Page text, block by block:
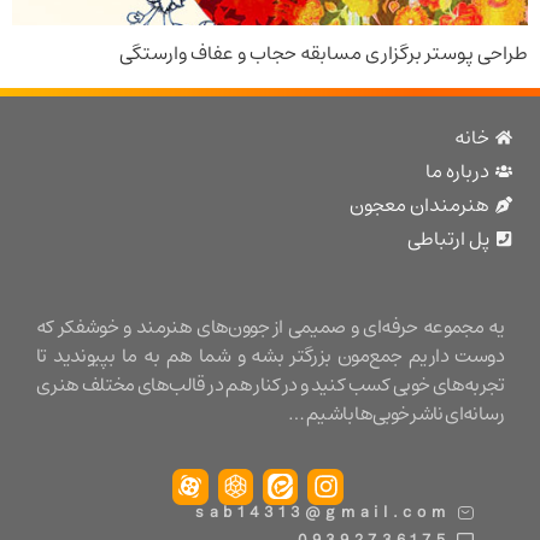
برگزاری مسابقه حجاب و عفاف وارستگی
ما
معجون
ارتباطی
حرفه‌ای و صمیمی از جوون‌های هنرمند و خوشفکر که
داریم جمع‌مون بزرگتر بشه و شما هم به ما بپیوندید تا
خوبی کسب کنید و در کنار هم در قالب‌های مختلف هنری
ناشر خوبی‌ها باشیم …
sab14313@gmail.com